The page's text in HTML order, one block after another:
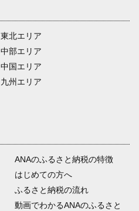
東北エリア
中部エリア
中国エリア
九州エリア
ANAのふるさと納税の特徴
はじめての方へ
ふるさと納税の流れ
動画でわかるANAのふるさと